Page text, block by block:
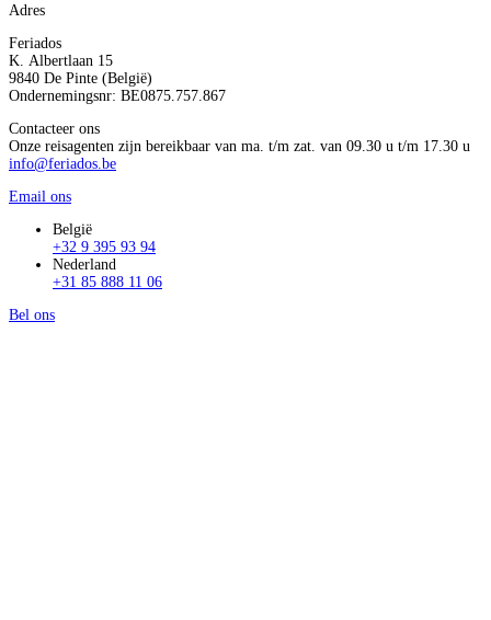
Adres
Feriados
K. Albertlaan 15
9840 De Pinte (België)
Ondernemingsnr: BE0875.757.867
Contacteer ons
Onze reisagenten zijn bereikbaar van ma. t/m zat. van 09.30 u t/m 17.30 u
info@feriados.be
Email ons
België
+32 9 395 93 94
Nederland
+31 85 888 11 06
Bel ons